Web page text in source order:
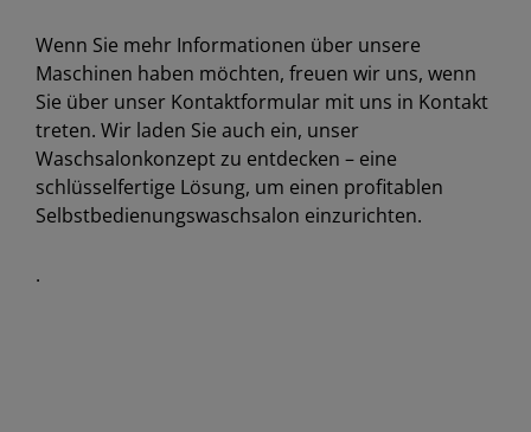
Wenn Sie mehr Informationen über unsere
Maschinen haben möchten, freuen wir uns, wenn
Sie über unser Kontaktformular mit uns in Kontakt
treten. Wir laden Sie auch ein, unser
Waschsalonkonzept zu entdecken – eine
schlüsselfertige Lösung, um einen profitablen
Selbstbedienungswaschsalon einzurichten.
.